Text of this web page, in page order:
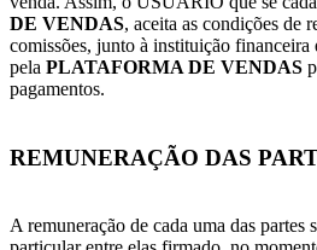
DE VENDAS, aceita as condições de
comissões, junto à instituição financeira
pela PLATAFORMA DE VENDAS
pagamentos.
REMUNERAÇÃO DAS
A remuneração de cada uma das partes